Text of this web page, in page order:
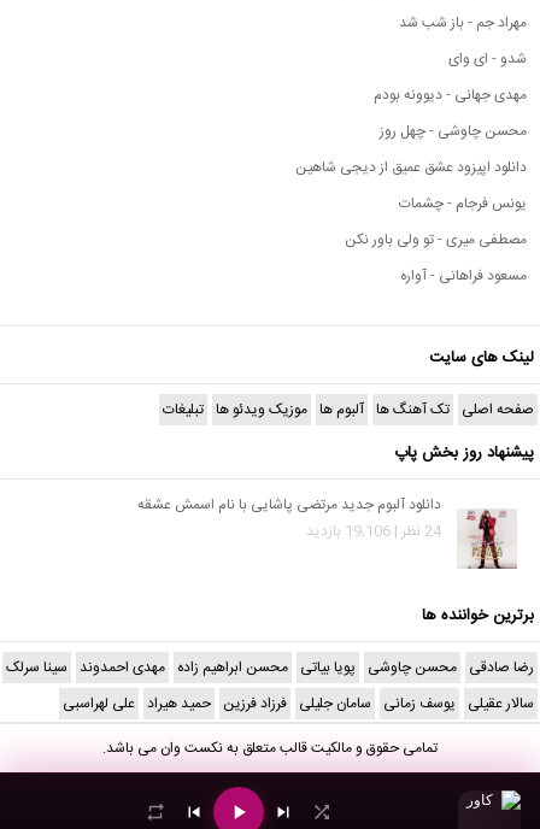
مهراد جم - باز شب شد
شدو - ای وای
مهدی جهانی - دیوونه بودم
محسن چاوشی - چهل روز
دانلود اپیزود عشق عمیق از دیجی شاهین
یونس فرجام - چشمات
مصطفی میری - تو ولی باور نکن
مسعود فراهانی - آواره
لینک های سایت
صفحه اصلی تک آهنگ ها آلبوم ها موزیک ویدئو ها تبلیغات
پیشنهاد روز بخش پاپ
دانلود آلبوم جدید مرتضی پاشایی با نام اسمش عشقه
24 نظر | 19,106 بازدید
برترین خواننده ها
رضا صادقی محسن چاوشی پویا بیاتی محسن ابراهیم زاده مهدی احمدوند سینا سرلک
سالار عقیلی یوسف زمانی سامان جلیلی فرزاد فرزین حمید هیراد علی لهراسبی
تمامی حقوق و مالکیت قالب متعلق بهنکست وانمی باشد.